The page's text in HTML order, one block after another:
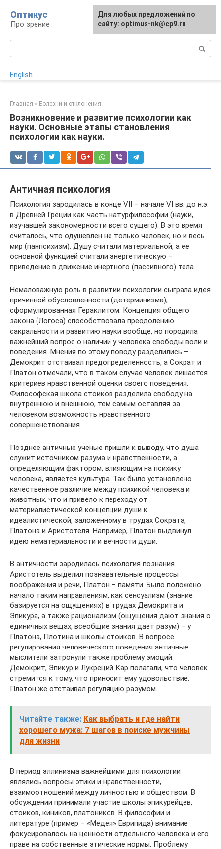
контенту
Оптикус
Про зрение
English
Главная » Болезни и отклонения
Возникновение и развитие психологии как
науки. Основные этапы становления
психологии как науки.
Античная психология
Психология зародилась в конце VII – начале VI вв. до н.э.
в Древней Греции как часть натурфилософии (науки,
изучавшей закономерности всего сущего). В это время
считалось, что одушевлен не только человек, но и весь
мир (панпсихизм). Душу считали материальной, а ее
основной функцией считали энергетическую –
приведение в движение инертного (пассивного) тела.
Немаловажную роль в развитии психологии сыграла идея
причинной обусловленности (детерминизма),
сформулированная Гераклитом. Концепция общего
закона (Логоса) способствовала преодолению
сакральности и развитию науки вообще, но породила
важнейший вопрос о наличии у человека свободы воли и
поведения. Мнения по этому поводу разделились –
Демокрит отстаивал предопределенность, а Сократ и
Платон отмечали, что в таком случае человек лишается
критериев нравственной оценки своего поведения.
Философская школа стоиков разделила свободу на
внутреннюю и внешнюю, тем самым оставляя за
человеком возможность нравственного
совершенствования.
Позднее античные ученые пришли к выводу, что душа
служит источником разума и нравственности, а
определяющим фактором, влияющим на психику
человека, является культура. Так было установлено
качественное различие между психикой человека и
животных, что и привело к переходу от
материалистической концепции души к
идеалистической, заложенному в трудах Сократа,
Платона и Аристотеля. Например, Платон выдвинул
идею нематериальности и вечности души.
В античности зародилась психология познания.
Аристотель выделил познавательные процессы
воображения и речи, Платон – памяти. Было положено
начало таким направлениям, как сенсуализм (знание
базируется на ощущениях) в трудах Демокрита и
Эпикура, а также рационализм (ощущения дают знания о
единичных вещах, всеобщие знания дает разум) – у
Платона, Плотина и школы стоиков. В вопросе
регулирования человеческого поведения античные
мыслители затронули также проблему эмоций.
Демокрит, Эпикур и Лукреций Кар полагали, что человек
стремится к тому, что приносит ему удовольствие.
Платон же отстаивал регуляцию разумом.
Читайте также: Как выбрать и где найти
хорошего мужа: 7 шагов в поиске мужчины
для жизни
В период эллинизма важнейшими для психологии
являлись вопросы этики и нравственности,
взаимоотношений между личностью и обществом. В
обсуждении принимали участие школы эпикурейцев,
стоиков, киников, платоников. В философии и
литературе (пример – «Медея» Еврипида) внимание
фокусировалось на ценности отдельного человека и его
праве на собственные этические нормы. Проблему
Для любых предложений по
сайту: optimus-nk@cp9.ru